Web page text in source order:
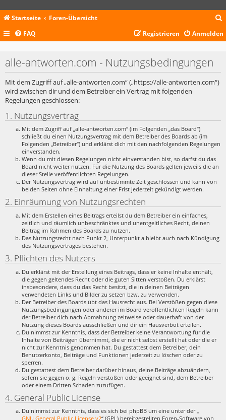
Startseite Foren-Übersicht
c
FAQ Anmelden
Registrieren
alle-antworten.com - Nutzungsbedingungen
Mit dem Zugriff auf „alle-antworten.com“ („https://alle-antworten.com“)
wird zwischen dir und dem Betreiber ein Vertrag mit folgenden
Regelungen geschlossen:
1. Nutzungsvertrag
Mit dem Zugriff auf „alle-antworten.com“ (im Folgenden „das Board“)
schließt du einen Nutzungsvertrag mit dem Betreiber des Boards ab (im
Folgenden „Betreiber“) und erklärst dich mit den nachfolgenden Regelungen
einverstanden.
Wenn du mit diesen Regelungen nicht einverstanden bist, so darfst du das
Board nicht weiter nutzen. Für die Nutzung des Boards gelten jeweils die an
dieser Stelle veröffentlichten Regelungen.
Der Nutzungsvertrag wird auf unbestimmte Zeit geschlossen und kann von
beiden Seiten ohne Einhaltung einer Frist jederzeit gekündigt werden.
2. Einräumung von Nutzungsrechten
Mit dem Erstellen eines Beitrags erteilst du dem Betreiber ein einfaches,
zeitlich und räumlich unbeschränktes und unentgeltliches Recht, deinen
Beitrag im Rahmen des Boards zu nutzen.
Das Nutzungsrecht nach Punkt 2, Unterpunkt a bleibt auch nach Kündigung
des Nutzungsvertrages bestehen.
3. Pflichten des Nutzers
Du erklärst mit der Erstellung eines Beitrags, dass er keine Inhalte enthält,
die gegen geltendes Recht oder die guten Sitten verstoßen. Du erklärst
insbesondere, dass du das Recht besitzt, die in deinen Beiträgen
verwendeten Links und Bilder zu setzen bzw. zu verwenden.
Der Betreiber des Boards übt das Hausrecht aus. Bei Verstößen gegen diese
Nutzungsbedingungen oder anderer im Board veröffentlichten Regeln kann
der Betreiber dich nach Abmahnung zeitweise oder dauerhaft von der
Nutzung dieses Boards ausschließen und dir ein Hausverbot erteilen.
Du nimmst zur Kenntnis, dass der Betreiber keine Verantwortung für die
Inhalte von Beiträgen übernimmt, die er nicht selbst erstellt hat oder die er
nicht zur Kenntnis genommen hat. Du gestattest dem Betreiber, dein
Benutzerkonto, Beiträge und Funktionen jederzeit zu löschen oder zu
sperren.
Du gestattest dem Betreiber darüber hinaus, deine Beiträge abzuändern,
sofern sie gegen o. g. Regeln verstoßen oder geeignet sind, dem Betreiber
oder einem Dritten Schaden zuzufügen.
4. General Public License
Du nimmst zur Kenntnis, dass es sich bei phpBB um eine unter der „
GNU General Public License v2“ (GPL) bereitgestellten Foren-Software von